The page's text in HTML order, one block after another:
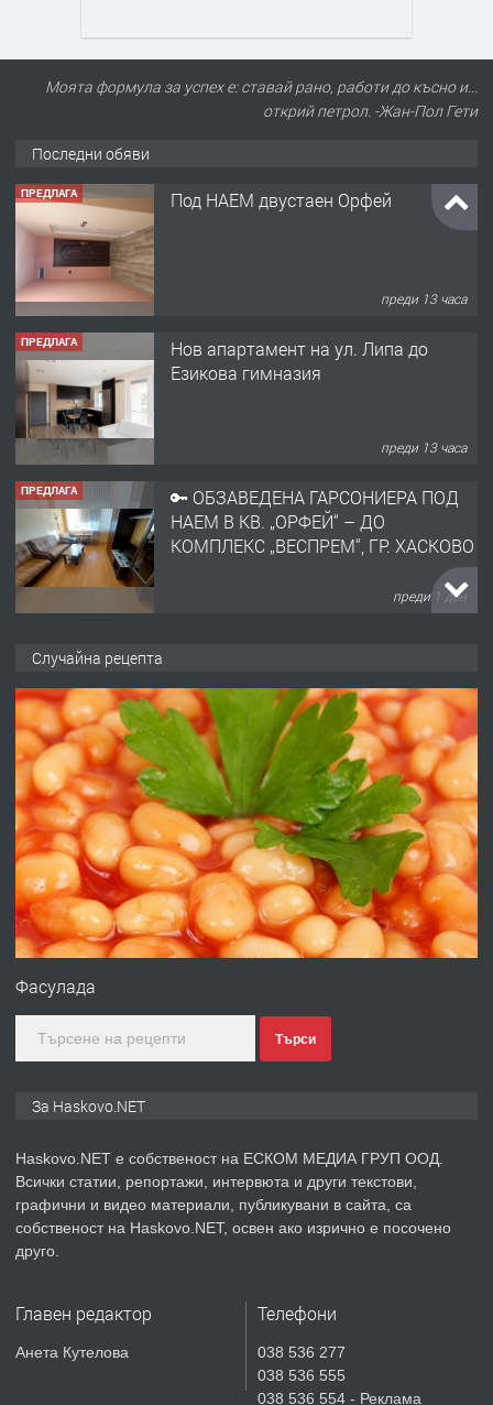
Моята формула за успех е: ставай рано, работи до късно и...
открий петрол. -Жан-Пол Гети
Последни обяви
ПРЕДЛАГА
Нов апартамент на ул. Липа до
преди 13 часа
ПРЕДЛАГА
🔑 ОБЗАВЕДЕНА ГАРСОНИЕРА ПОД
НАЕМ В КВ. „ОРФЕЙ“ – ДО
преди 1 ден
ПРЕДЛАГА
НАПЪЛНО ОБЗАВЕДЕН И
ОБОРУДВАН ТРИСТАЕН
АПАРТАМЕНТ В ЦЕНТЪРА НА ГР.
преди 2 дни
преди 2 дни
ПРЕДЛАГА
№4120 Магазин/Офис под наем в кв.
Любен Каравелов, Хасково-близо до
градската градина!
преди 2 дни
ПРЕДЛАГА
ПРОСТОРЕН ТРИСТАЕН
преди 3 дни
ПРЕДЛАГА СГЛОБЯВАНЕ НА МЕБЕЛИ.
№4119 Едностаен обзаведен
Случайна рецепта
Фасулада
Търси
За Haskovo.NET
Haskovo.NET е собственост на ЕСКОМ МЕДИА ГРУП ООД.
Всички статии, репортажи, интервюта и други текстови,
графични и видео материали, публикувани в сайта, са
собственост на Haskovo.NET, освен ако изрично е посочено
друго.
Главен редактор
Анета Кутелова
Телефони
038 536 277
038 536 555
038 536 554 - Реклама